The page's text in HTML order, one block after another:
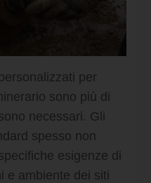
per
sono più di
necessari. Gli
spesso non
esigenze di
e ambiente dei siti